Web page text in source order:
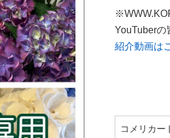
YouTuberの
紹介動画は
コメリカー